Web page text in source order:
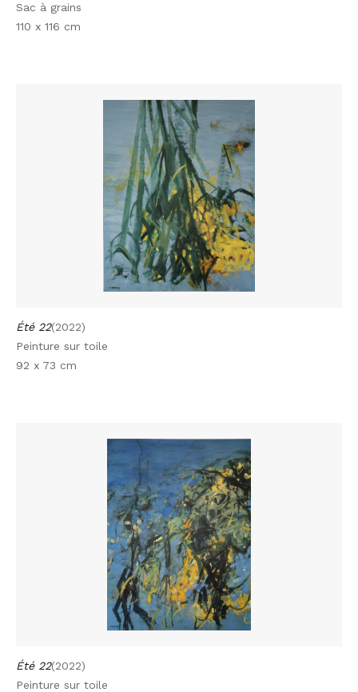
Sac à grains
110 x 116 cm
Été 22(2022)
Peinture sur toile
92 x 73 cm
Été 22(2022)
Peinture sur toile